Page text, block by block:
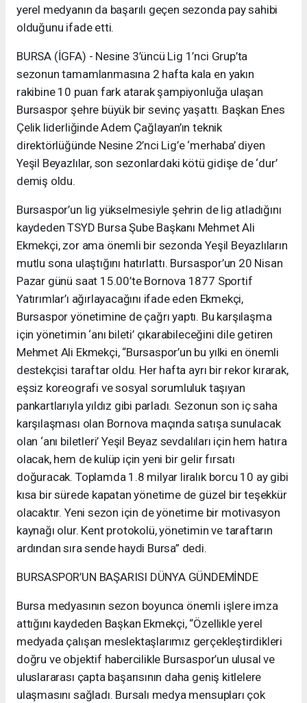
yerel medyanın da başarılı geçen sezonda pay sahibi
olduğunu ifade etti.
BURSA (İGFA) - Nesine 3’üncü Lig 1’nci Grup’ta
sezonun tamamlanmasına 2 hafta kala en yakın
rakibine 10 puan fark atarak şampiyonluğa ulaşan
Bursaspor şehre büyük bir sevinç yaşattı. Başkan Enes
Çelik liderliğinde Adem Çağlayan’ın teknik
direktörlüğünde Nesine 2’nci Lig’e ‘merhaba’ diyen
Yeşil Beyazlılar, son sezonlardaki kötü gidişe de ‘dur’
demiş oldu.
Bursaspor’un lig yükselmesiyle şehrin de lig atladığını
kaydeden TSYD Bursa Şube Başkanı Mehmet Ali
Ekmekçi, zor ama önemli bir sezonda Yeşil Beyazlıların
mutlu sona ulaştığını hatırlattı. Bursaspor’un 20 Nisan
Pazar günü saat 15.00’te Bornova 1877 Sportif
Yatırımlar’ı ağırlayacağını ifade eden Ekmekçi,
Bursaspor yönetimine de çağrı yaptı. Bu karşılaşma
için yönetimin ‘anı bileti’ çıkarabileceğini dile getiren
Mehmet Ali Ekmekçi, “Bursaspor’un bu yılki en önemli
destekçisi taraftar oldu. Her hafta ayrı bir rekor kırarak,
eşsiz koreografi ve sosyal sorumluluk taşıyan
pankartlarıyla yıldız gibi parladı. Sezonun son iç saha
karşılaşması olan Bornova maçında satışa sunulacak
olan ‘anı biletleri’ Yeşil Beyaz sevdalıları için hem hatıra
olacak, hem de kulüp için yeni bir gelir fırsatı
doğuracak. Toplamda 1.8 milyar liralık borcu 10 ay gibi
kısa bir sürede kapatan yönetime de güzel bir teşekkür
olacaktır. Yeni sezon için de yönetime bir motivasyon
kaynağı olur. Kent protokolü, yönetimin ve taraftarın
ardından sıra sende haydi Bursa” dedi.
BURSASPOR’UN BAŞARISI DÜNYA GÜNDEMİNDE
Bursa medyasının sezon boyunca önemli işlere imza
attığını kaydeden Başkan Ekmekçi, “Özellikle yerel
medyada çalışan meslektaşlarımız gerçekleştirdikleri
doğru ve objektif habercilikle Bursaspor’un ulusal ve
uluslararası çapta başarısının daha geniş kitlelere
ulaşmasını sağladı. Bursalı medya mensupları çok